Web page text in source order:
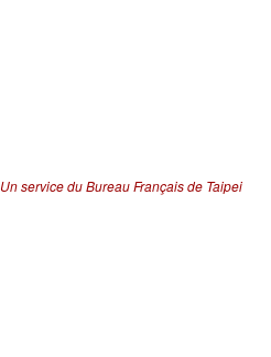
Un service du Bureau Français de Taipei